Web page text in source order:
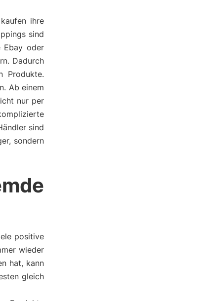
ihre
sind
Ebay oder
Dadurch
Produkte.
Ab einem
nur per
sind
sondern
positive
wieder
hat, kann
gleich